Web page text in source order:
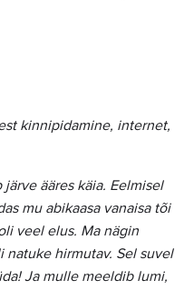
kinnipidamine, internet,
ääres käia. Eelmisel
mu abikaasa vanaisa tõi
veel elus. Ma nägin
natuke hirmutav. Sel suvel
Ja mulle meeldib lumi,